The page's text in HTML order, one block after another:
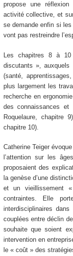
propose une
activité collective, et
se demande enfin si
vont pas restreindre
Les chapitres 8 à
discutants », auxquels
(santé,
plus largement les
recherche en
des connaissances
Roquelaure, chapitre
chapitre 10).
Catherine Teiger
l’attention sur les
proposaient des
la genèse d’une
et un vieillissement
contraintes. Elle
interdisciplinaires
couplées entre déclin
souhaite que soient
intervention en
le « coût » des